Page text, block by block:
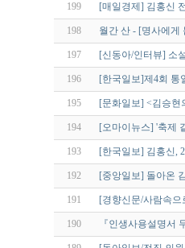
199 [매일경제] 김홍신
198 월간 산 - [명사에게
197 [신동아/인터뷰] 소
196 [한국일보]제4회 통
195 [문화일보] <김승
194 [오마이뉴스] '축제
193 [한국일보] 김홍신,
192 [중앙일보] 돌아온
191 [경향신문/사람속
190 『인생사용설명서